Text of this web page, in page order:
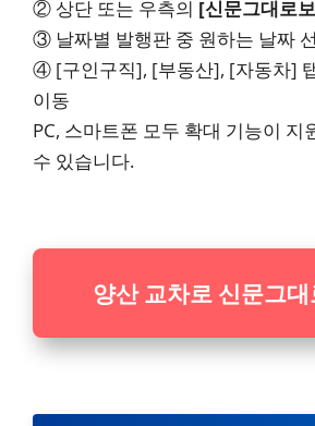
② 상단 또는 우측의 [신문그대로
③ 날짜별 발행판 중 원하는 날짜
④ [구인구직], [부동산], [자동차]
이동
PC, 스마트폰 모두 확대 기능이 지
수 있습니다.
양산 교차로 신문그